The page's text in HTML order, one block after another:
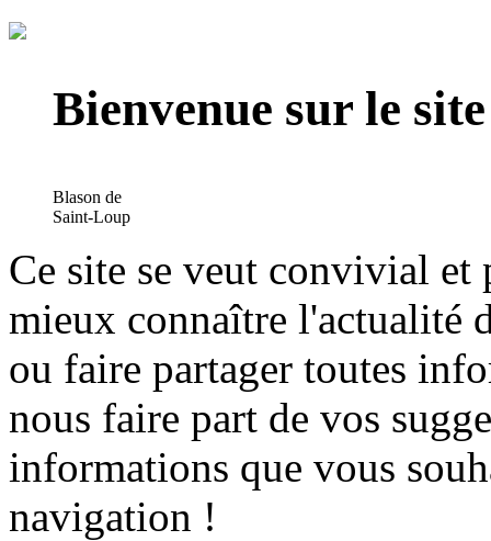
Bienvenue sur le
Blason de
Saint-Loup
Ce site se veut convivial et
mieux connaître l'actualité
ou faire partager toutes
nous faire part de vos
informations que vous
navigation !